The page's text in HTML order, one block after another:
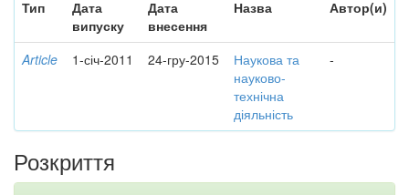
Тип
Дата
випуску
Дата
внесення
Назва Автор(и)
Article 1-січ-2011 24-гру-2015
Наукова та
науково-
технічна
діяльність
-
Розкриття